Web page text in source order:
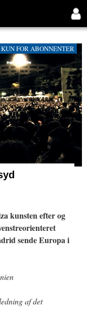
KUN FOR ABONNENTER
kunsten efter og
sende Europa i
af det